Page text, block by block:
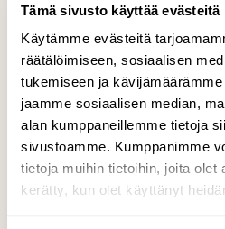
Tämä sivusto käyttää evästeitä
Käytämme evästeitä
räätälöimiseen, sosiaalisen
tukemiseen ja
jaamme sosiaalisen median,
alan kumppaneillemme tietoja
sivustoamme. Kumppanimme
tietoja muihin tietoihin, joita olet
kerätty, kun olet käyttänyt
Suomessa esiintyy
myös risteytyvät
metsäjäniksen
talvella kokonaan
myöskään pysty
risteytymän (keskellä)